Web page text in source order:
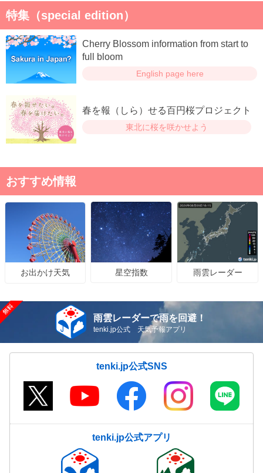
特集（special edition）
Cherry Blossom information from start to
full bloom
English page here
春を報（しら）せる百円桜プロジェクト
東北に桜を咲かせよう
おすすめ情報
お出かけ天気 星空指数 雨雲レーダー
雨雲レーダーで雨を回避！
tenki.jp公式 天気予報アプリ
tenki.jp公式SNS
tenki.jp公式アプリ